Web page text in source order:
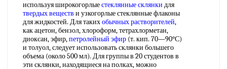
используя широкогорлыестеклянные склянки для
твердых веществ и узкогорлые стеклянные флаконы
для жидкостей. Для такихобычных растворителей,
как ацетон, бензол, хлороформ, тетрахлорметан,
диоксан, эфир,петролейный эфир (т. кип. 70—90°С)
и толуол, следует использовать склянки большего
объема (около 500 мл). Для группы в 20 студентов в
эти склянки, находящиеся на полках, можно